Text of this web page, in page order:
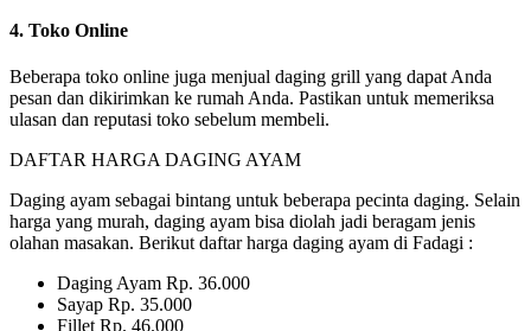
4. Toko Online
Beberapa toko online juga menjual daging grill yang dapat Anda
pesan dan dikirimkan ke rumah Anda. Pastikan untuk memeriksa
ulasan dan reputasi toko sebelum membeli.
DAFTAR HARGA DAGING AYAM
Daging ayam sebagai bintang untuk beberapa pecinta daging. Selain
harga yang murah, daging ayam bisa diolah jadi beragam jenis
olahan masakan. Berikut daftar harga daging ayam di Fadagi :
Daging Ayam Rp. 36.000
Sayap Rp. 35.000
Fillet Rp. 46.000